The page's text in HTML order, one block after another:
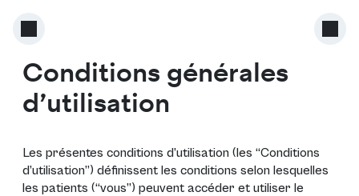
Conditions générales
d’utilisation
Les présentes conditions d’utilisation (les “Conditions
d’utilisation”) définissent les conditions selon lesquelles
les patients (“vous”) peuvent accéder et utiliser le